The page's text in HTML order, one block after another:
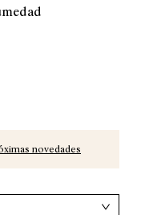
- Calcetines de
N2AMS01-002
Black - N2AMS01-001
novedades